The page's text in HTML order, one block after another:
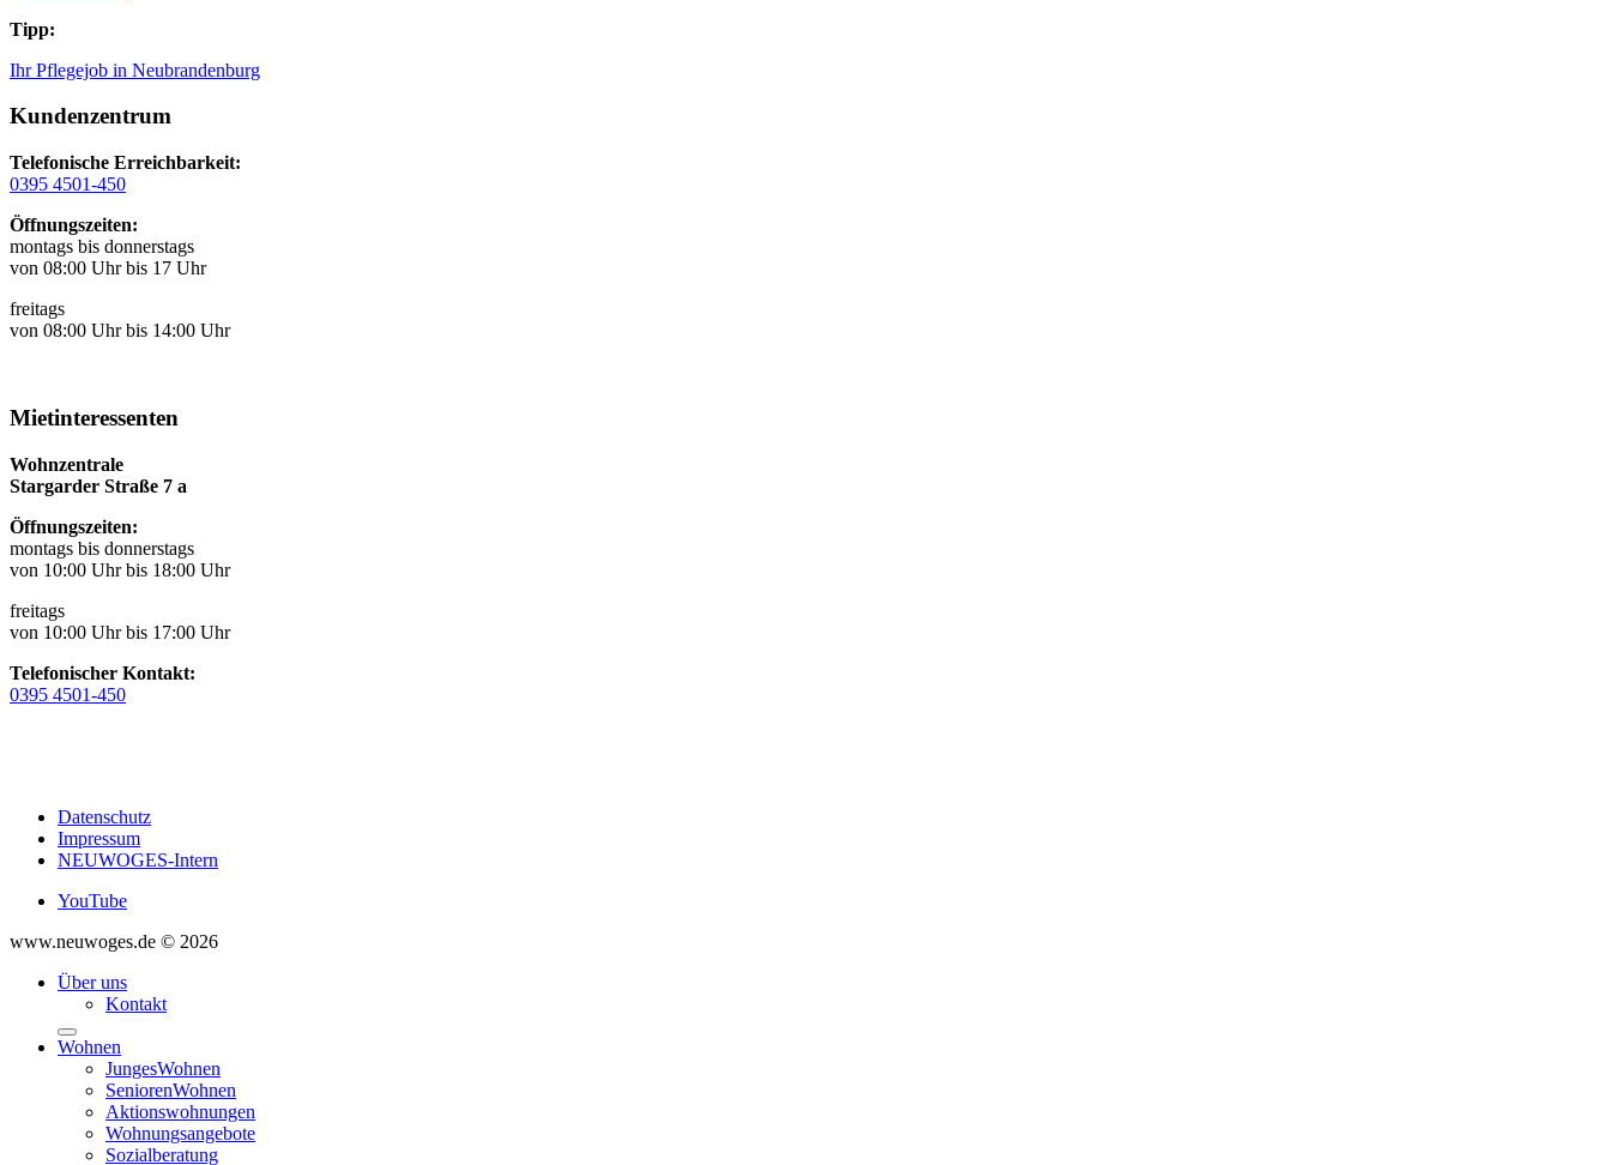
Tipp:
Ihr Pflegejob in Neubrandenburg
Kundenzentrum
Telefonische Erreichbarkeit:
0395 4501-450
Öffnungszeiten:
montags bis donnerstags
von 08:00 Uhr bis 17 Uhr
freitags
von 08:00 Uhr bis 14:00 Uhr
Mietinteressenten
Wohnzentrale
Stargarder Straße 7 a
Öffnungszeiten:
montags bis donnerstags
von 10:00 Uhr bis 18:00 Uhr
freitags
von 10:00 Uhr bis 17:00 Uhr
Telefonischer Kontakt:
0395 4501-450
Datenschutz
Impressum
NEUWOGES-Intern
YouTube
www.neuwoges.de © 2026
Über uns
Kontakt
Wohnen
JungesWohnen
SeniorenWohnen
Aktionswohnungen
Wohnungsangebote
Sozialberatung